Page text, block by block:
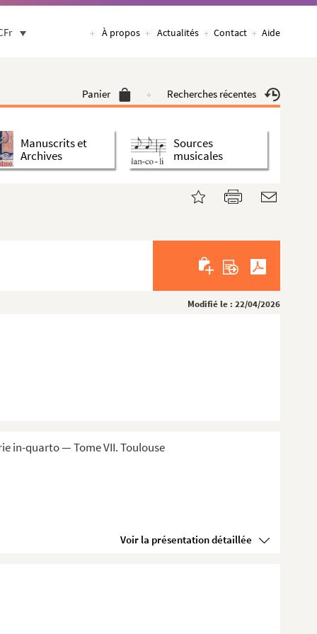
À propos Actualités Contact Aide
Panier Recherches récentes
Manuscrits et
Archives
Sources
musicales
Modifié le : 22/04/2026
in-quarto — Tome VII. Toulouse
Voir la présentation détaillée